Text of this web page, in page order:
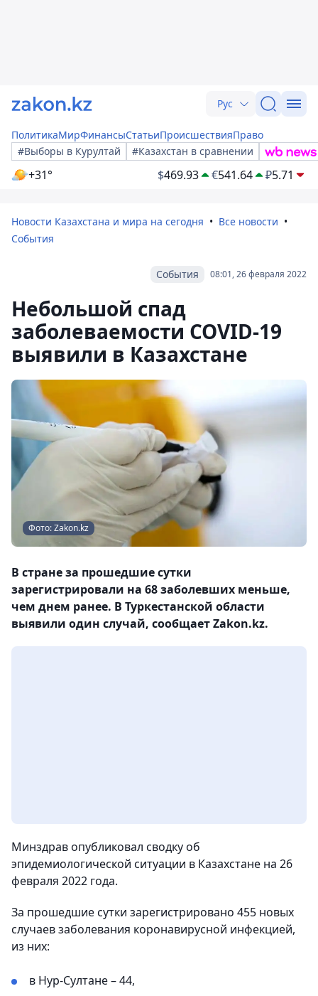
Рус
ПолитикаМирФинансыСтатьиПроисшествияПраво
#Выборы в Курултай
#Казахстан в сравнении
+31° $469.93 €541.64 ₽5.71
Новости Казахстана и мира на сегодня
Все новости
События
08:01, 26 февраля 2022
События
Небольшой спад
заболеваемости COVID-19
выявили в Казахстане
Фото: Zakon.kz
В стране за прошедшие сутки
зарегистрировали на 68 заболевших меньше,
чем днем ранее. В Туркестанской области
выявили один случай, сообщает Zakon.kz.
Минздрав опубликовал сводку об
эпидемиологической ситуации в Казахстане на 26
февраля 2022 года.
За прошедшие сутки зарегистрировано 455 новых
случаев заболевания коронавирусной инфекцией,
из них:
в Нур-Султане – 44,